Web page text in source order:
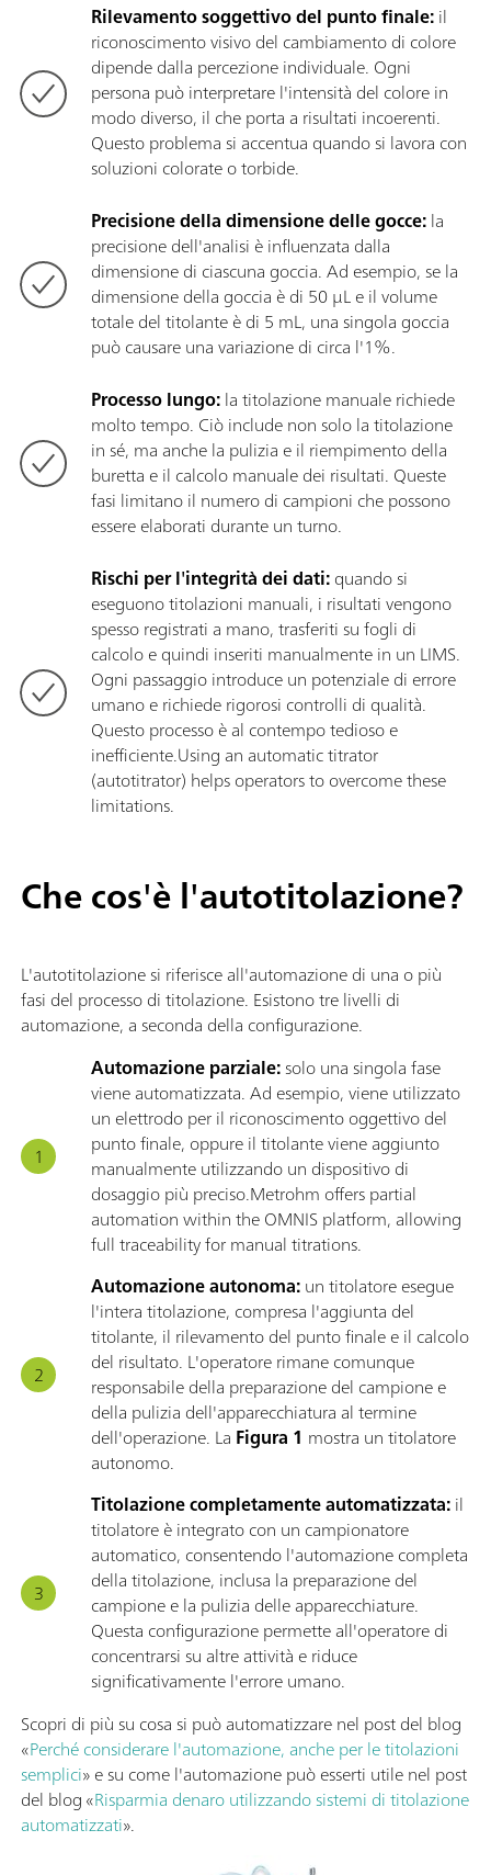
Rilevamento soggettivo del punto finale:il
riconoscimento visivo del cambiamento di colore
dipende dalla percezione individuale. Ogni
persona può interpretare l'intensità del colore in
modo diverso, il che porta a risultati incoerenti.
Questo problema si accentua quando si lavora con
soluzioni colorate o torbide.
Precisione della dimensione delle gocce:la
precisione dell'analisi è influenzata dalla
dimensione di ciascuna goccia. Ad esempio, se la
dimensione della goccia è di 50 µL e il volume
totale del titolante è di 5 mL, una singola goccia
può causare una variazione di circa l'1%.
Processo lungo:la titolazione manuale richiede
molto tempo. Ciò include non solo la titolazione
in sé, ma anche la pulizia e il riempimento della
buretta e il calcolo manuale dei risultati. Queste
fasi limitano il numero di campioni che possono
essere elaborati durante un turno.
Rischi per l'integrità dei dati:quando si
eseguono titolazioni manuali, i risultati vengono
spesso registrati a mano, trasferiti su fogli di
calcolo e quindi inseriti manualmente in un LIMS.
Ogni passaggio introduce un potenziale di errore
umano e richiede rigorosi controlli di qualità.
Questo processo è al contempo tedioso e
inefficiente.Using an automatic titrator
(autotitrator) helps operators to overcome these
limitations.
Che cos'è l'autotitolazione?
L'autotitolazione si riferisce all'automazione di una o più
fasi del processo di titolazione. Esistono tre livelli di
automazione, a seconda della configurazione.
Automazione parziale:solo una singola fase
viene automatizzata. Ad esempio, viene utilizzato
un elettrodo per il riconoscimento oggettivo del
punto finale, oppure il titolante viene aggiunto
manualmente utilizzando un dispositivo di
dosaggio più preciso.Metrohm offers partial
automation within the OMNIS platform, allowing
full traceability for manual titrations.
Automazione autonoma:un titolatore esegue
l'intera titolazione, compresa l'aggiunta del
titolante, il rilevamento del punto finale e il calcolo
del risultato. L'operatore rimane comunque
responsabile della preparazione del campione e
della pulizia dell'apparecchiatura al termine
dell'operazione. La Figura 1 mostra un titolatore
autonomo.
Titolazione completamente automatizzata:il
titolatore è integrato con un campionatore
automatico, consentendo l'automazione completa
della titolazione, inclusa la preparazione del
campione e la pulizia delle apparecchiature.
Questa configurazione permette all'operatore di
concentrarsi su altre attività e riduce
significativamente l'errore umano.
Scopri di più su cosa si può automatizzare nel post del blog
«Perché considerare l'automazione, anche per le titolazioni
semplici» e su come l'automazione può esserti utile nel post
del blog «Risparmia denaro utilizzando sistemi di titolazione
automatizzati».